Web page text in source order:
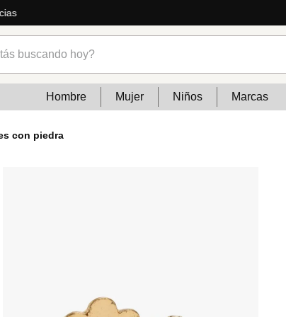
Hombre Mujer Niños Marcas
con piedra